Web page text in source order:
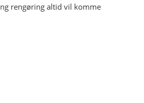
rengøring altid vil komme